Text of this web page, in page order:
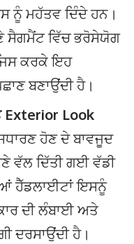
ਨੂੰ ਮਹੱਤਵ ਦਿੰਦੇ ਹਨ।
ਸੈਗਮੈਂਟ ਵਿੱਚ ਭਰੋਸੇਯੋਗ
ਕਰਕੇ ਇਹ
ਬਣਾਉਂਦੀ ਹੈ।
Exterior Look
ਹੋਣ ਦੇ ਬਾਵਜੂਦ
ਵੱਲ ਦਿੱਤੀ ਗਈ ਵੱਡੀ
ਹੈੱਡਲਾਈਟਾਂ ਇਸਨੂੰ
ਦੀ ਲੰਬਾਈ ਅਤੇ
ਦਰਸਾਉਂਦੀ ਹੈ।